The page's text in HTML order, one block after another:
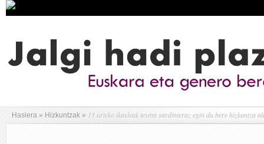
Hasiera » Hizkuntzak » 13 urteko ikasleak tesina sardinieraz egin du bere hizkuntza